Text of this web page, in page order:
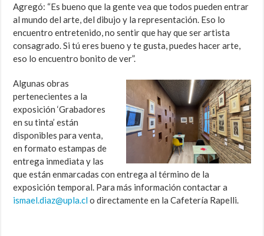
Agregó: “Es bueno que la gente vea que todos pueden entrar
al mundo del arte, del dibujo y la representación. Eso lo
encuentro entretenido, no sentir que hay que ser artista
consagrado. Si tú eres bueno y te gusta, puedes hacer arte,
eso lo encuentro bonito de ver”.
Algunas obras
pertenecientes a la
exposición ‘Grabadores
en su tinta’ están
disponibles para venta,
en formato estampas de
entrega inmediata y las
que están enmarcadas con entrega al término de la
exposición temporal. Para más información contactar a
ismael.diaz@upla.clo directamente en la Cafetería Rapelli.